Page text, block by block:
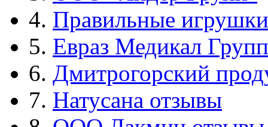
4. Правильные игрушки
5. Евраз Медикал Групп
6. Дмитрогорский
7. Натусана отзывы